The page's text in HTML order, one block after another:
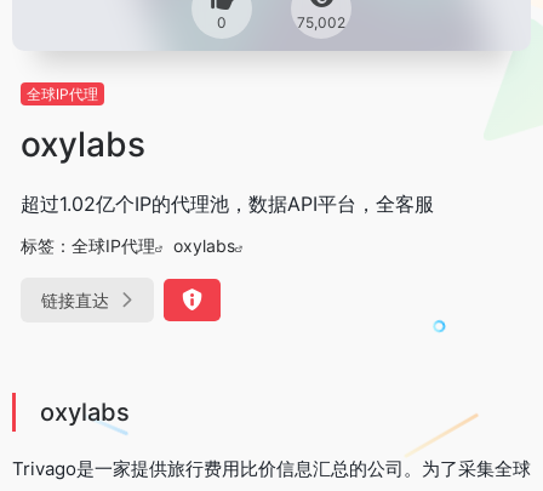
0 75,002
全球IP代理
oxylabs
超过1.02亿个IP的代理池，数据API平台，全客服
标签： 全球IP代理 oxylabs
链接直达
oxylabs
Trivago是一家提供旅行费用比价信息汇总的公司。为了采集全球